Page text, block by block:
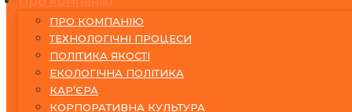
ПРО КОМПАНІЮ
ТЕХНОЛОГІЧНІ ПРОЦЕСИ
ПОЛІТИКА ЯКОСТІ
ЕКОЛОГІЧНА ПОЛІТИКА
КАР’ЄРА
КОРПОРАТИВНА КУЛЬТУРА